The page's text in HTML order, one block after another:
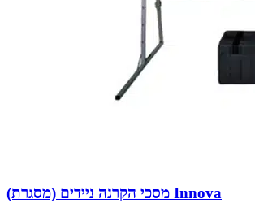
מסכי הקרנה ניידים (מסגרת) Innova